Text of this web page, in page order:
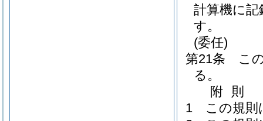
計算機に
す。
(委任)
第21条
こ
る。
附 則
1
この規則